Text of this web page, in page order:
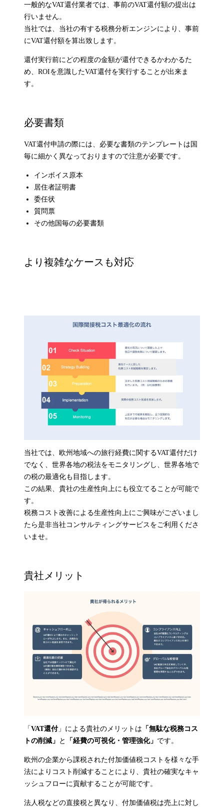
一般的なVAT還付業者では、事前のVAT還付額の提出は
行いません。
当社では、当社の有する税務分析エンジンにより、事前
にVAT還付額を算出致します。
還付実行前にどの程度の金額が還付できるかわかるた
め、ROIを意識したVAT還付を実行することが出来ま
す。
必要書類
VAT還付申請の際には、必要な書類のテンプレートは国
毎に細かく異なっておりますので注意が必要です。
インボイス原本
居住者証明書
委任状
質問票
その他国毎の必要書類
より複雑なケースも対応
当社では、欧州地域への旅行経費に関するVAT還付だけ
でなく、世界各地の税法をモニタリングし、世界各地で
の税の最適化も目指します。
この結果、貴社の生産性向上にも役立てることが可能で
す。
税務コスト改善による生産性向上にご興味がございまし
たら是非当社コンサルティングサービスをご利用くださ
いませ。
貴社メリット
「 VAT還付」による貴社のメリットは 「無駄な税務コス
トの削減」 と 「経費の可視化・管理強化」 です。
欧州の企業から課税された付加価値税コストを様々な手
法によりコスト削減することにより、貴社の確実なキャ
ッシュフローに貢献することが可能です。
法人税などの直接税と異なり、付加価値税は売上に対し